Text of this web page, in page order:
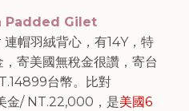
Padded Gilet
帽羽絨背心，有14Y，特
寄美國無稅金很讚，寄台
台幣。比對
金/ NT.22,000，是美國6